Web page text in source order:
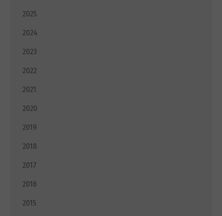
2025
2024
2023
2022
2021
2020
2019
2018
2017
2016
2015